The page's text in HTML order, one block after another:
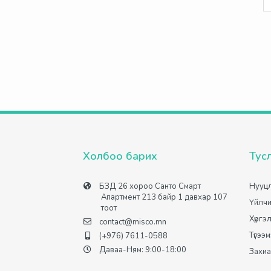
Холбоо барих
БЗД 26 хороо Санто Смарт
Апартмент 213 байр 1 давхар 107
тоот
contact@misco.mn
(+976) 7611-0588
Даваа-Ням: 9:00-18:00